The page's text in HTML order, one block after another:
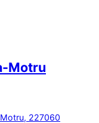
Motru
227060